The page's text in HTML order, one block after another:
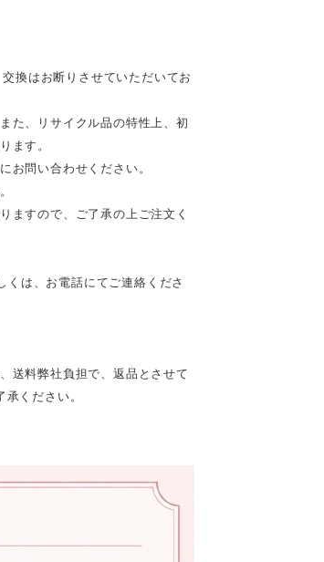
換はお断りさせていただいてお
た、リサイクル品の特性上、初
ます。
お問い合わせください。
ますので、ご了承の上ご注文く
は、お電話にてご連絡くださ
送料弊社負担で、返品とさせて
ください。